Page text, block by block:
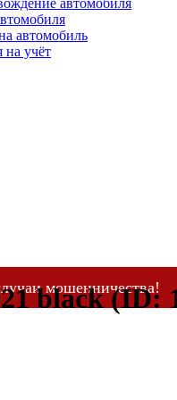
автомобиля
автомобиль
на учёт
мошенничества!
оплату за свои
black (ID: